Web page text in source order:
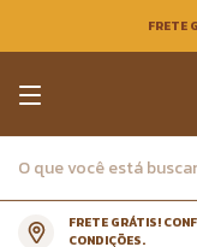
FRETE
FRETE GRÁTIS!
CONDIÇÕES.